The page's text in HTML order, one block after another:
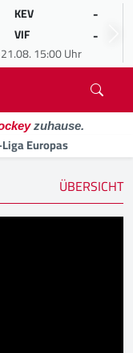
KEV -
VIF -
21.08. 15:00 Uhr
zuhause.
Europas
ÜBERSICHT